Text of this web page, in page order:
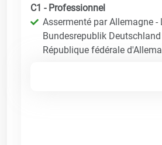
C1 - Professionnel
Assermenté par Allemagne -
Bundesrepublik
République fédérale